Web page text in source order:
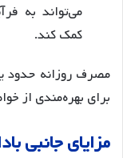
می‌تواند به
کمک کند.
برای بهره‌مندی از
مزایایجانبی